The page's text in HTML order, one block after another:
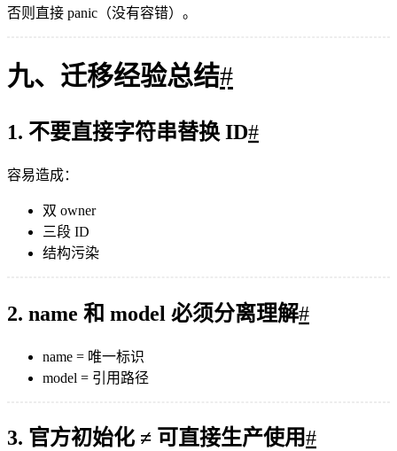
否则直接 panic（没有容错）。
九、迁移经验总结#
1. 不要直接字符串替换 ID#
容易造成：
双 owner
三段 ID
结构污染
2. name 和 model 必须分离理解#
name = 唯一标识
model = 引用路径
3. 官方初始化 ≠ 可直接生产使用#